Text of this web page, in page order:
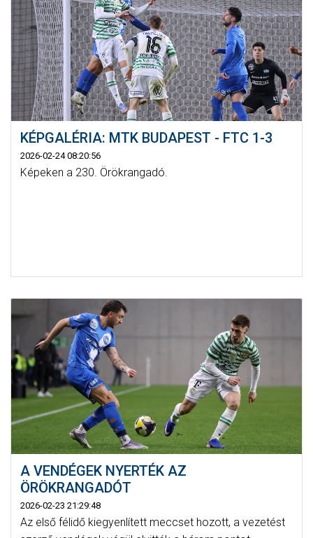
KÉPGALÉRIA: MTK BUDAPEST - FTC 1-3
2026-02-24 08:20:56
Képeken a 230. Örökrangadó.
A VENDÉGEK NYERTÉK AZ
ÖRÖKRANGADÓT
2026-02-23 21:29:48
Az első félidő kiegyenlített meccset hozott, a vezetést